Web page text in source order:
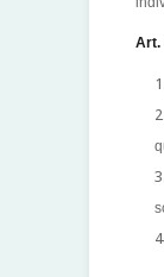
Art.